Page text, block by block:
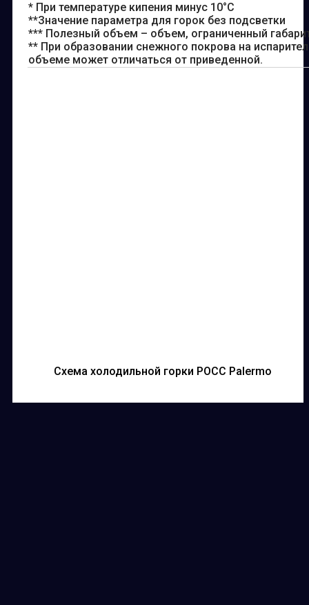
* При температуре кипения минус 10°С
**Значение параметра для горок без подсветки
*** Полезный объем – объем, ограниченный
** При образовании снежного покрова на
объеме может отличаться от приведенной.
Схема холодильной горки РОСС Palermo